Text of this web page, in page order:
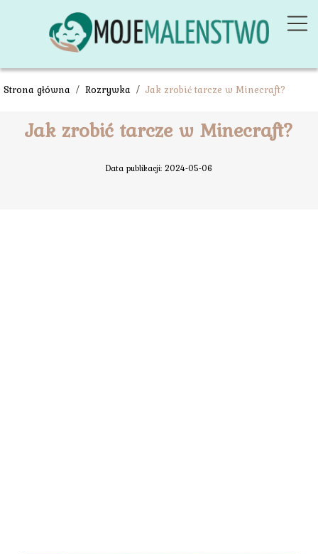
Strona główna / Rozrywka / Jak zrobić tarcze w Minecraft?
Jak zrobić tarcze w Minecraft?
Data publikacji: 2024-05-06